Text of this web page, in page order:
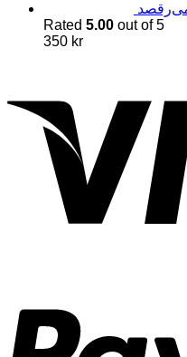
Rated 5.00 out of 5
350 kr